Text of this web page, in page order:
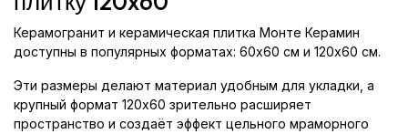
Керамогранит и керамическая плитка Монте Керамин
доступны в популярных форматах: 60x60 см и 120x60 см.
Эти размеры делают материал удобным для укладки, а
крупный формат 120x60 зрительно расширяет
пространство и создаёт эффект цельного мраморного